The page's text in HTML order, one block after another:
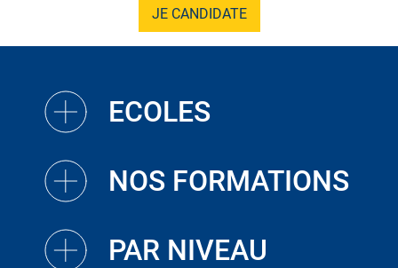
JE CANDIDATE
ECOLES
NOS FORMATIONS
PAR NIVEAU